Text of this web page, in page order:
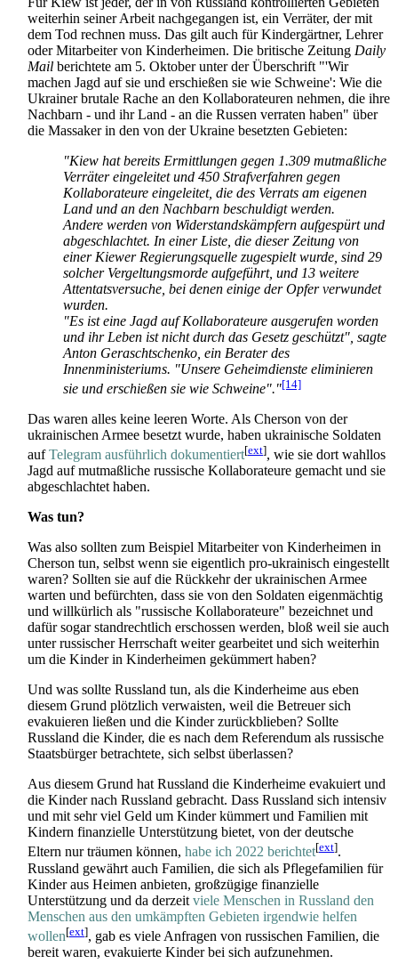
weiterhin seiner Arbeit nachgegangen ist, ein Verräter, der mit
dem Tod rechnen muss. Das gilt auch für Kindergärtner, Lehrer
oder Mitarbeiter von Kinderheimen. Die britische Zeitung Daily
Mail berichtete am 5. Oktober unter der Überschrift "'Wir
machen Jagd auf sie und erschießen sie wie Schweine': Wie die
Ukrainer brutale Rache an den Kollaborateuren nehmen, die ihre
Nachbarn - und ihr Land - an die Russen verraten haben" über
die Massaker in den von der Ukraine besetzten Gebieten:
"Kiew hat bereits Ermittlungen gegen 1.309 mutmaßliche
Verräter eingeleitet und 450 Strafverfahren gegen
Kollaborateure eingeleitet, die des Verrats am eigenen
Land und an den Nachbarn beschuldigt werden.
Andere werden von Widerstandskämpfern aufgespürt und
abgeschlachtet. In einer Liste, die dieser Zeitung von
einer Kiewer Regierungsquelle zugespielt wurde, sind 29
solcher Vergeltungsmorde aufgeführt, und 13 weitere
Attentatsversuche, bei denen einige der Opfer verwundet
wurden.
"Es ist eine Jagd auf Kollaborateure ausgerufen worden
und ihr Leben ist nicht durch das Gesetz geschützt", sagte
Anton Geraschtschenko, ein Berater des
Innenministeriums. "Unsere Geheimdienste eliminieren
sie und erschießen sie wie Schweine"."[14]
Das waren alles keine leeren Worte. Als Cherson von der
ukrainischen Armee besetzt wurde, haben ukrainische Soldaten
aufTelegram ausführlich dokumentiert[ext], wie sie dort wahllos
Jagd auf mutmaßliche russische Kollaborateure gemacht und sie
abgeschlachtet haben.
Was tun?
Was also sollten zum Beispiel Mitarbeiter von Kinderheimen in
Cherson tun, selbst wenn sie eigentlich pro-ukrainisch eingestellt
waren? Sollten sie auf die Rückkehr der ukrainischen Armee
warten und befürchten, dass sie von den Soldaten eigenmächtig
und willkürlich als "russische Kollaborateure" bezeichnet und
dafür sogar standrechtlich erschossen werden, bloß weil sie auch
unter russischer Herrschaft weiter gearbeitet und sich weiterhin
um die Kinder in Kinderheimen gekümmert haben?
Und was sollte Russland tun, als die Kinderheime aus eben
diesem Grund plötzlich verwaisten, weil die Betreuer sich
evakuieren ließen und die Kinder zurückblieben? Sollte
Russland die Kinder, die es nach dem Referendum als russische
Staatsbürger betrachtete, sich selbst überlassen?
Aus diesem Grund hat Russland die Kinderheime evakuiert und
die Kinder nach Russland gebracht. Dass Russland sich intensiv
und mit sehr viel Geld um Kinder kümmert und Familien mit
Kindern finanzielle Unterstützung bietet, von der deutsche
Eltern nur träumen können, habe ich 2022 berichtet[ext].
Russland gewährt auch Familien, die sich als Pflegefamilien für
Kinder aus Heimen anbieten, großzügige finanzielle
Unterstützung und da derzeit viele Menschen in Russland den
Menschen aus den umkämpften Gebieten irgendwie helfen
wollen[ext], gab es viele Anfragen von russischen Familien, die
bereit waren, evakuierte Kinder bei sich aufzunehmen.